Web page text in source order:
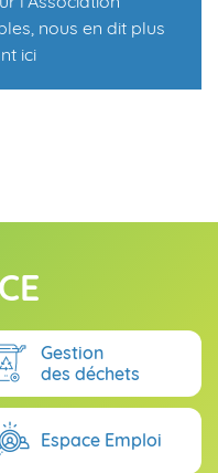
nous en dit plus
ici
Gestion
des déchets
Espace Emploi